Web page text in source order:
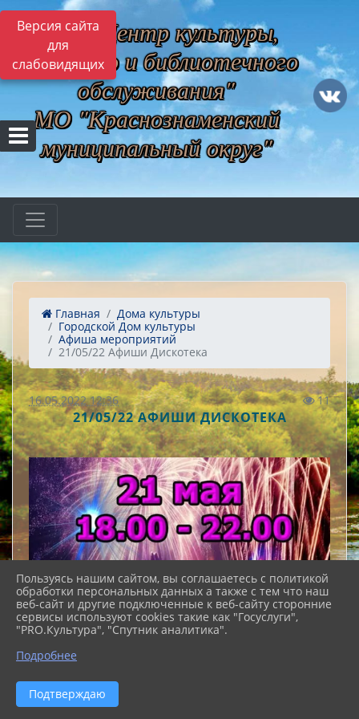
Версия сайта
для
слабовидящих
МБУ "Центр культуры,
музейного и библиотечного
обслуживания"
МО "Краснознаменский
муниципальный округ"
Главная
Дома культуры
Городской Дом культуры
Афиша мероприятий
21/05/22 Афиши Дискотека
16.05.2022 12:36 11
21/05/22 АФИШИ ДИСКОТЕКА
Пользуясь нашим сайтом, вы соглашаетесь с политикой
обработки персональных данных а также с тем что наш
веб-сайт и другие подключенные к веб-сайту сторонние
сервисы используют cookies такие как "Госуслуги",
"PRO.Культура", "Спутник аналитика".
Подробнее
Подтверждаю